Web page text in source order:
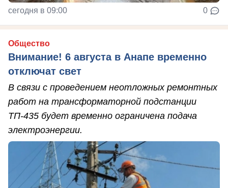
сегодня в 09:00 0
Общество
Внимание! 6 августа в Анапе временно
отключат свет
В связи с проведением неотложных ремонтных
работ на трансформаторной подстанции
ТП-435 будет временно ограничена подача
электроэнергии.